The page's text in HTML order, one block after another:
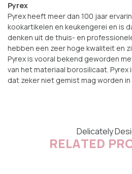
Pyrex
Pyrex heeft meer dan 100 jaar
kookartikelen en keukengerei en is
denken uit de thuis- en
hebben een zeer hoge kwaliteit en
Pyrex is vooral bekend geworden
van het materiaal borosilicaat.
dat zeker niet gemist mag worden in
Delicately
RELATED